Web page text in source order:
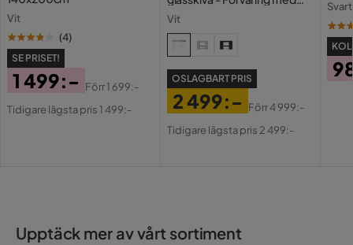
Vit
(4)
SE PRISET!
Pris
1 499:-
Original
Förr1 699:-
Tidigare lägsta pris 1 499:-
Vit
OSLAGBART PRIS
Pris
2 499:-
Original
Förr4 999:-
Tidigare lägsta pris 2 499:-
Svart
Upptäck mer av vårt sortiment